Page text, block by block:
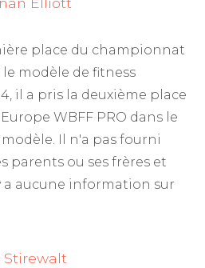
place du championnat
modèle de fitness
il a pris la deuxième place
WBFF PRO dans le
Il n'a pas fourni
parents ou ses frères et
a aucune information sur
Stirewalt